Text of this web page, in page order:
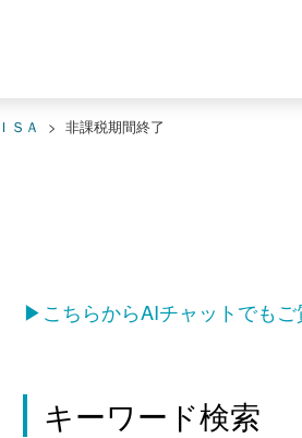
ＳＡ > 非課税期間終了
▶こちらからAIチャットでもご
キーワード検索